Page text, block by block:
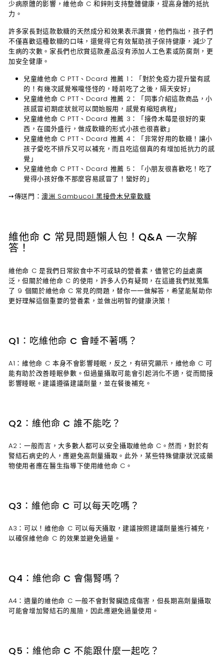
少病原體的影響，維他命 C 和鋅則支持整體健康，提高身體的抵抗
力。
許多家長對這款軟糖的天然成分和效果表示讚賞，他們指出，孩子們
不僅喜歡這種軟糖的口味，還覺得它有效幫助孩子保持健康，減少了
生病的次數。家長們也欣賞這款產品沒有添加人工色素或防腐劑，更
加安全健康。
兒童維他命 C PTT、Dcard 推薦 1 ：「對於免疫力提升蠻有感
的！有幾次感覺喉嚨怪怪的，睡前吃了之後，隔天安好 」
兒童維他命 C PTT、Dcard 推薦 2 ：「同事介紹這款商品，小
孩感冒初期症狀就可以開始服用，感覺有縮短病程」
兒童維他命 C PTT、Dcard 推薦 3 ：「接骨木莓是很好的東
西，在國外盛行，做成軟糖的形式小孩也很喜歡」
兒童維他命 C PTT、Dcard 推薦 4 ：「非常好用的軟糖！讓小
孩子愛吃不排斥又可以補充，而且吃這個真的有增加抵抗力的感
覺」
兒童維他命 C PTT、Dcard 推薦 5 ：「小朋友很喜歡吃！吃了
覺得小孩好像不那麼容易感冒了！蠻好的」
➙傳送門：澳洲 Sambucol 黑接骨木兒童軟糖
維他命 C 常見問題懶人包！Q&A 一次解
答！
維他命 C 是我們日常飲食中不可或缺的營養素，儘管它的益處廣
泛，但關於維他命 C 的使用，許多人仍有疑問，在這邊我們就蒐集
了 9 個關於維他命 C 常見的問題，替你一一做解答，希望能幫助你
更好理解這個重要的營養素，並做出明智的健康決策！
Q1：吃維他命 C 會睡不著嗎？
A1：維他命 C 本身不會影響睡眠，反之，有研究顯示，維他命 C 可
能有助於改善睡眠參數。但過量攝取可能會引起消化不適，從而間接
影響睡眠。建議遵循建議劑量，並在餐後補充。
Q2：維他命 C 誰不能吃？
A2：一般而言，大多數人都可以安全攝取維他命 C。然而，對於有
腎結石病史的人，應避免高劑量攝取。此外，某些特殊健康狀況或藥
物使用者應在醫生指導下使用維他命 C。
Q3：維他命 C 可以每天吃嗎？
A3：可以！維他命 C 可以每天攝取，建議按照建議劑量進行補充，
以確保維他命 C 的效果並避免過量。
Q4：維他命 C 會傷腎嗎？
A4：適量的維他命 C 一般不會對腎臟造成傷害，但長期高劑量攝取
可能會增加腎結石的風險，因此應避免過量使用。
Q5：維他命 C 不能跟什麼一起吃？